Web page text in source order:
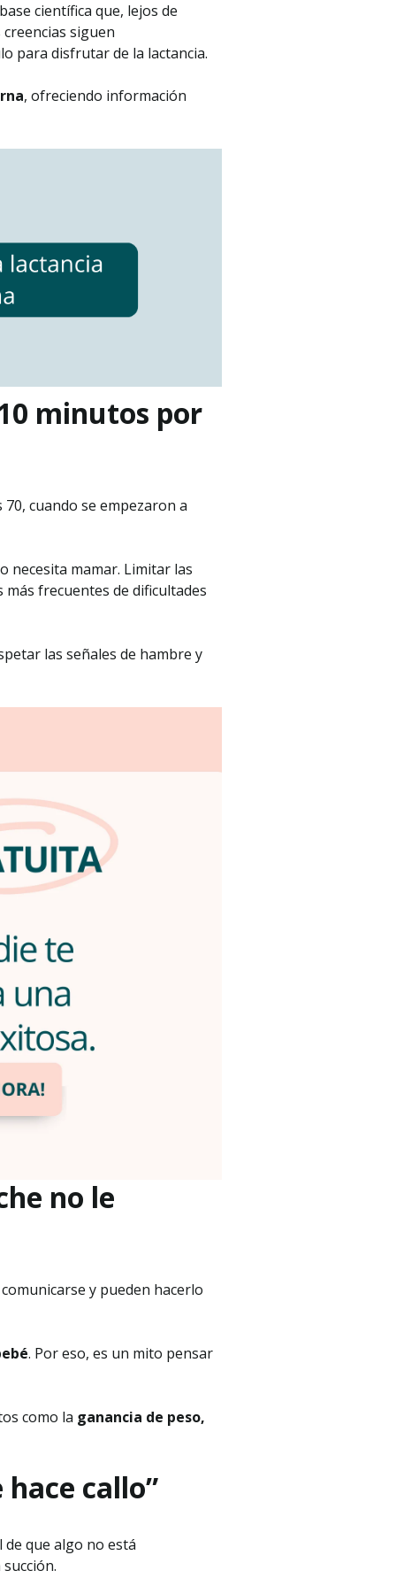
científica que, lejos de
siguen
para disfrutar de la lactancia.
, ofreciendo información
minutos por
cuando se empezaron a
necesita mamar. Limitar las
frecuentes de dificultades
las señales de hambre y
no le
y pueden hacerlo
. Por eso, es un mito pensar
como la ganancia de peso,
callo”
de que algo no está